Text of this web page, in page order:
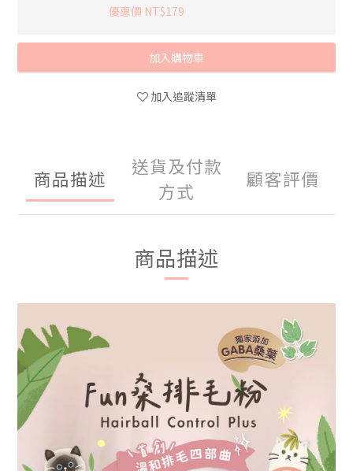
優惠價 NT$179
加入購物車
加入追蹤清單
商品描述
送貨及付款
方式
顧客評價
商品描述